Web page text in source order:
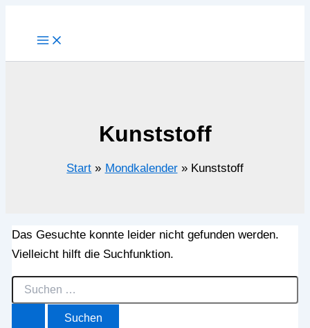
Kunststoff
Start Mondkalender Kunststoff
Das Gesuchte konnte leider nicht gefunden werden.
Vielleicht hilft die Suchfunktion.
Suchen
nach: